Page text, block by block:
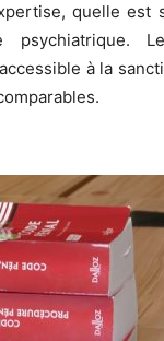
quelle est
à la